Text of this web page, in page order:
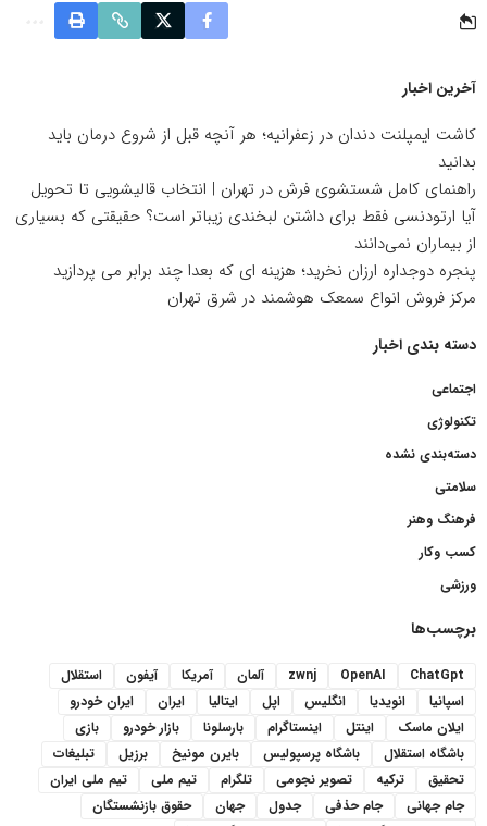
آخرین اخبار
کاشت ایمپلنت دندان در زعفرانیه؛ هر آنچه قبل از شروع درمان باید
بدانید
راهنمای کامل شستشوی فرش در تهران | انتخاب قالیشویی تا تحویل
آیا ارتودنسی فقط برای داشتن لبخندی زیباتر است؟ حقیقتی که بسیاری
از بیماران نمی‌دانند
پنجره دوجداره ارزان نخرید؛ هزینه ای که بعدا چند برابر می پردازید
مرکز فروش انواع سمعک هوشمند در شرق تهران
دسته بندی اخبار
اجتماعی
تکنولوژی
دسته‌بندی نشده
سلامتی
فرهنگ وهنر
کسب وکار
ورزشی
برچسب‌ها
ChatGpt
OpenAI
zwnj آلمان آمریکا آیفون
استقلال
اسپانیا
انویدیا انگلیس اپل ایتالیا ایران
ایران خودرو
ایلان ماسک
اینتل اینستاگرام بارسلونا بازار خودرو
بازی
باشگاه استقلال
باشگاه پرسپولیس بایرن مونیخ برزیل
تبلیغات
تحقیق
ترکیه تصویر نجومی تلگرام تیم ملی
تیم ملی ایران
جام جهانی
جام حذفی جدول جهان
حقوق بازنشستگان